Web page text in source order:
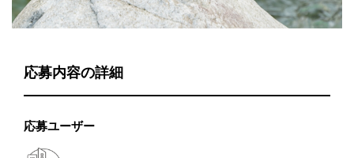
応募内容の詳細
応募ユーザー